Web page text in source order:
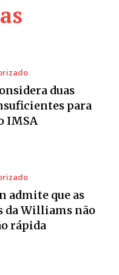
duas
para
IMSA
admite que as
da Williams não
rápida